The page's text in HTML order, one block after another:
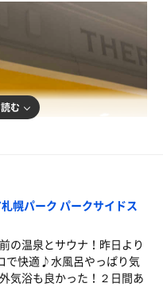
ンク
む
幌パーク パークサイドス
の温泉とサウナ！昨日より
で快適♪水風呂やっぱり気
気浴も良かった！２日間あ